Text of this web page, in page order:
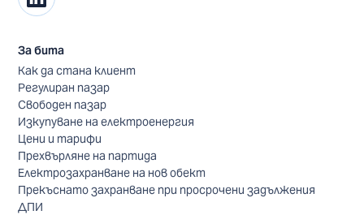
За бита
Как да стана клиент
Регулиран пазар
Свободен пазар
Изкупуване на електроенергия
Цени и тарифи
Прехвърляне на партида
Електрозахранване на нов обект
Прекъснато захранване при просрочени задължения
ДПИ